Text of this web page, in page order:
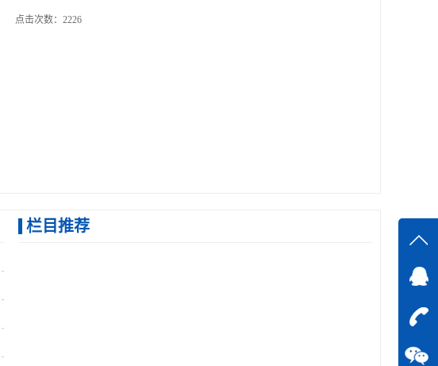
点击次数：2226
栏目推荐
在线
在
咨询